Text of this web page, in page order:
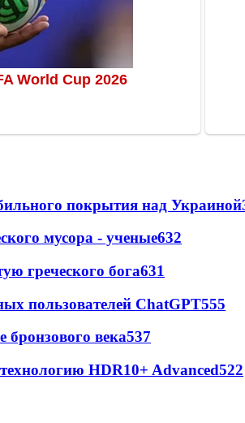
покрытия над Украиной
мусора - ученые632
греческого бога631
пользователей ChatGPT555
бронзового века537
HDR10+ Advanced522